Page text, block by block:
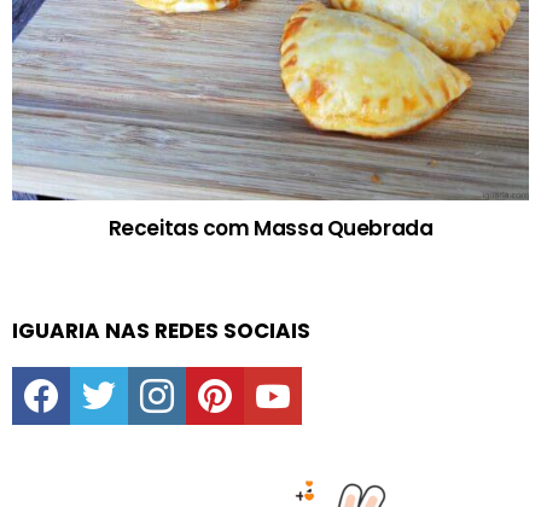
Receitas com Massa Quebrada
IGUARIA NAS REDES SOCIAIS
facebooktwitter instagrampinterestyoutube